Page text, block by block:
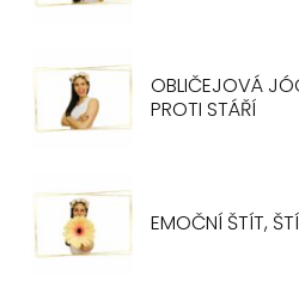
OBLIČEJOVÁ
PROTI STÁŘÍ
EMOČNÍ ŠTÍT,